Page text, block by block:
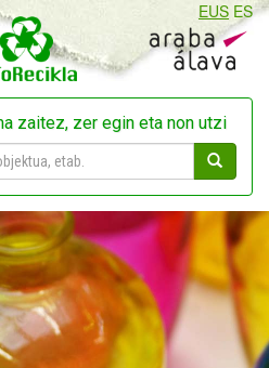
EUS ES
zaitez, zer egin eta non utzi